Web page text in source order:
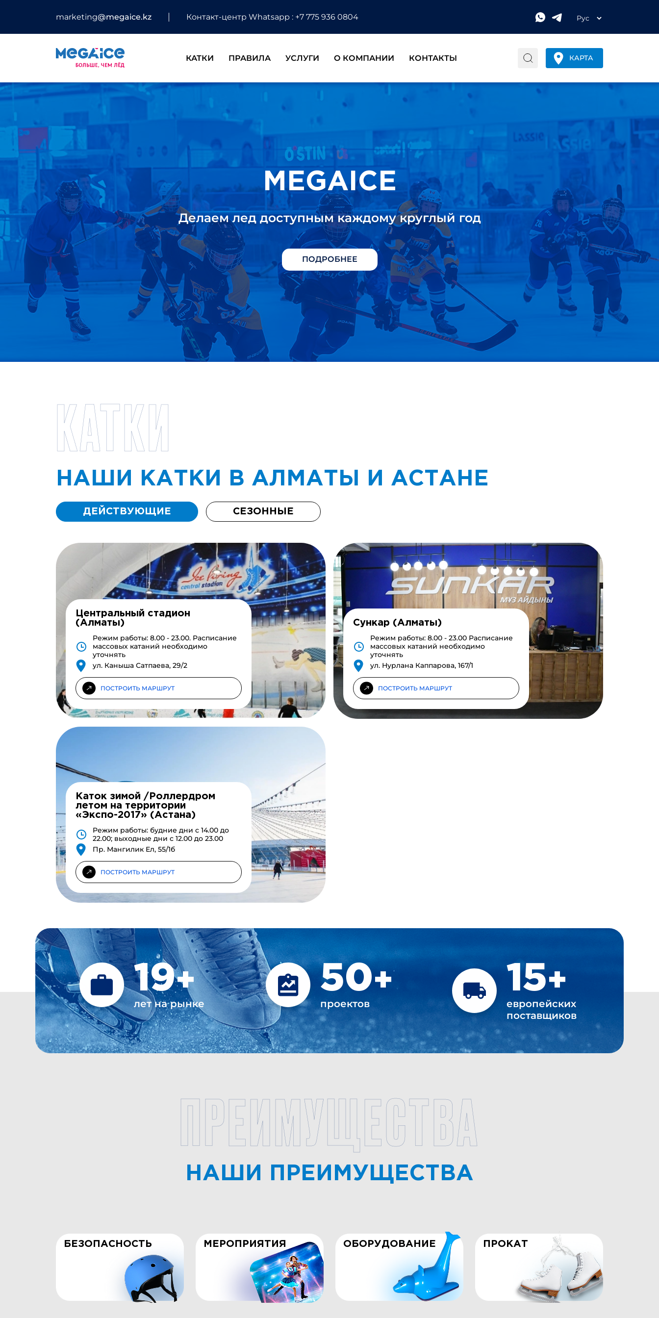
marketing@megaice.kz Контакт-центр Whatsapp : +7 775 936 0804
КАТКИ ПРАВИЛА УСЛУГИ О КОМПАНИИ КОНТАКТЫ КАРТА
MEGAICE
Делаем лед доступным каждому круглый год
ПОДРОБНЕЕ
КАТКИ
НАШИ КАТКИ В АЛМАТЫ И АСТАНЕ
ДЕЙСТВУЮЩИЕ СЕЗОННЫЕ
Центральный стадион
(Алматы)
Режим работы: 8.00 - 23.00. Расписание
массовых катаний необходимо
уточнять
ул. Каныша Сатпаева, 29/2
ПОСТРОИТЬ МАРШРУТ
Сункар (Алматы)
Режим работы: 8.00 - 23.00 Расписание
массовых катаний необходимо
уточнять
ул. Нурлана Каппарова, 167/1
ПОСТРОИТЬ МАРШРУТ
Каток зимой /Роллердром
летом на территории
«Экспо-2017» (Астана)
Режим работы: будние дни с 14.00 до
22.00; выходные дни с 12.00 до 23.00
Пр. Мангилик Ел, 55/1б
ПОСТРОИТЬ МАРШРУТ
19+
лет на рынке
50+
проектов
15+
европейских
поставщиков
ПРЕИМУЩЕСТВА
НАШИ ПРЕИМУЩЕСТВА
БЕЗОПАСНОСТЬ МЕРОПРИЯТИЯ ОБОРУДОВАНИЕ ПРОКАТ